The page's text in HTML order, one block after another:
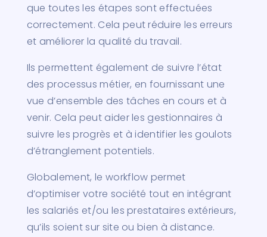
que toutes les étapes sont effectuées
correctement. Cela peut réduire les erreurs
et améliorer la qualité du travail.
Ils permettent également de suivre l’état
des processus métier, en fournissant une
vue d’ensemble des tâches en cours et à
venir. Cela peut aider les gestionnaires à
suivre les progrès et à identifier les goulots
d’étranglement potentiels.
Globalement, le workflow permet
d’optimiser votre société tout en intégrant
les salariés et/ou les prestataires extérieurs,
qu’ils soient sur site ou bien à distance.